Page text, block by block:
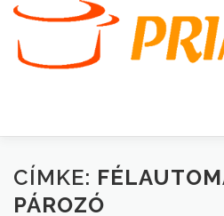
Tovább
tartalomhoz
KEZDŐOLDAL KAPCSOLAT
CÍMKE:
PÁROZÓ